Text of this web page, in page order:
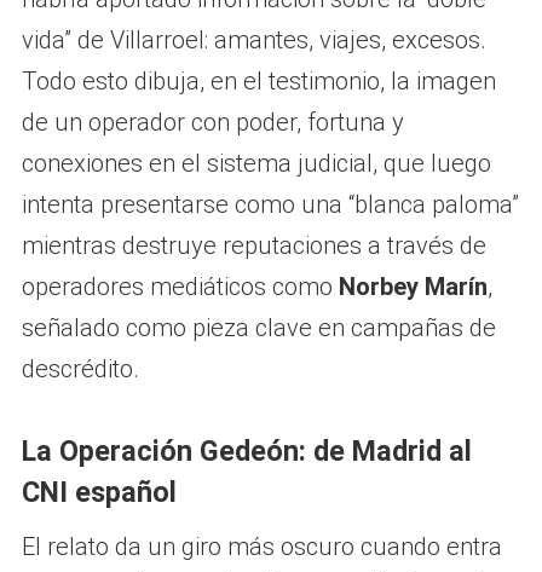
vida” de Villarroel: amantes, viajes, excesos.
Todo esto dibuja, en el testimonio, la imagen
de un operador con poder, fortuna y
conexiones en el sistema judicial, que luego
intenta presentarse como una “blanca paloma”
mientras destruye reputaciones a través de
operadores mediáticos como Norbey Marín,
señalado como pieza clave en campañas de
descrédito.
La Operación Gedeón: de Madrid al
CNI español
El relato da un giro más oscuro cuando entra